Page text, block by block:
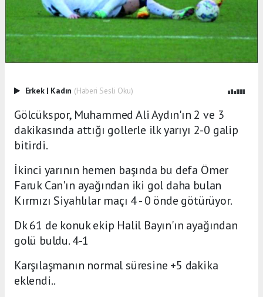
Erkek | Kadın (Haberi Sesli Oku)
Gölcükspor, Muhammed Ali Aydın'ın 2 ve 3
dakikasında attığı gollerle ilk yarıyı 2-0 galip
bitirdi.
İkinci yarının hemen başında bu defa Ömer
Faruk Can'ın ayağından iki gol daha bulan
Kırmızı Siyahlılar maçı 4 - 0 önde götürüyor.
Dk 61 de konuk ekip Halil Bayın'ın ayağından
golü buldu. 4-1
Karşılaşmanın normal süresine +5 dakika
eklendi..